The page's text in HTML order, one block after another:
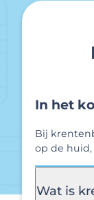
In het
Bij
op de
Wat is